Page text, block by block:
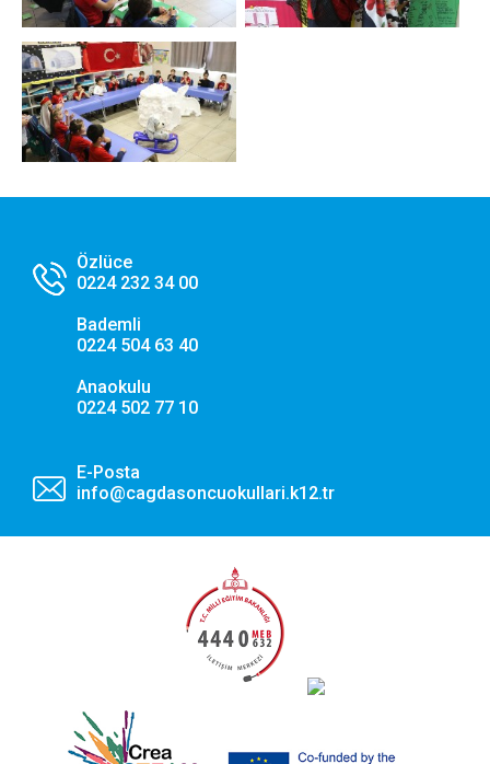
Özlüce
0224 232 34 00
Bademli
0224 504 63 40
Anaokulu
0224 502 77 10
E-Posta
info@cagdasoncuokullari.k12.tr
iyileştirmemize yardımcı olur.
Pazarlama ve Hedefleme Çerezleri
İlgi alanlarınıza göre kişiselleştirilmiş duyuru, etkinlik
reklamları ve içerikler sunmak amacıyla iş ortaklarımız
tarafından kullanılan çerezlerdir.